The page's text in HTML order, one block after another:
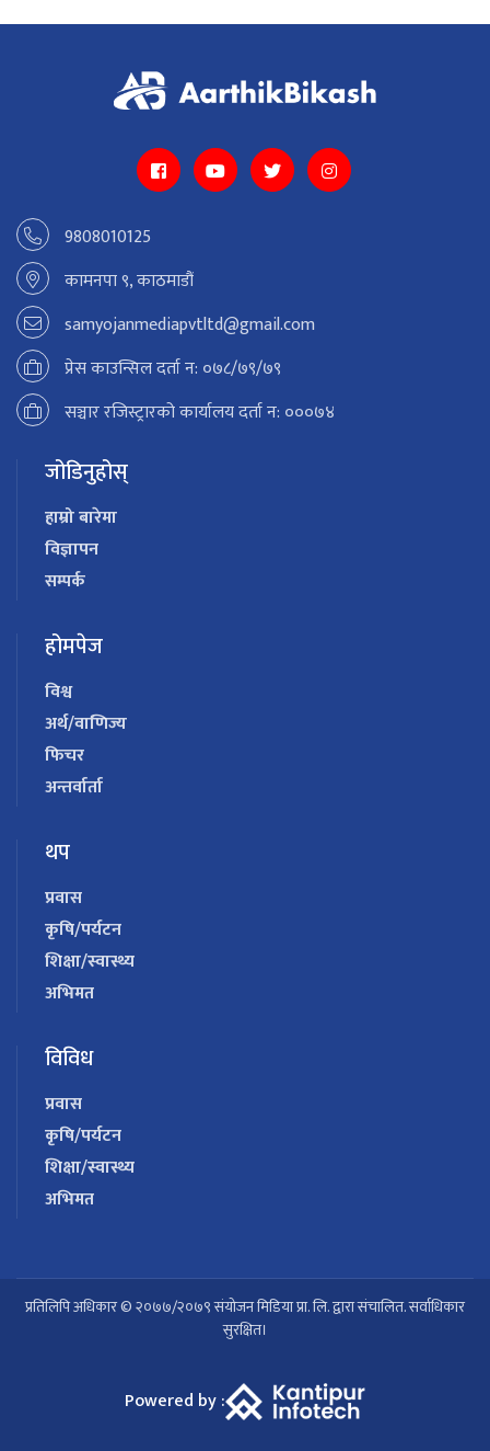
9808010125
कामनपा ९, काठमाडौं
samyojanmediapvtltd@gmail.com
प्रेस काउन्सिल दर्ता न: ०७८/७९/७९
सञ्चार रजिस्ट्रारको कार्यालय दर्ता न: ०००७४
जोडिनुहोस्
हाम्रो बारेमा
विज्ञापन
सम्पर्क
होमपेज
विश्व
अर्थ/वाणिज्य
फिचर
अन्तर्वार्ता
थप
प्रवास
कृषि/पर्यटन
शिक्षा/स्वास्थ्य
अभिमत
विविध
प्रवास
कृषि/पर्यटन
शिक्षा/स्वास्थ्य
अभिमत
प्रतिलिपि अधिकार © २०७७/२०७९ संयोजन मिडिया प्रा. लि. द्वारा संचालित. सर्वाधिकार
सुरक्षित।
Powered by :